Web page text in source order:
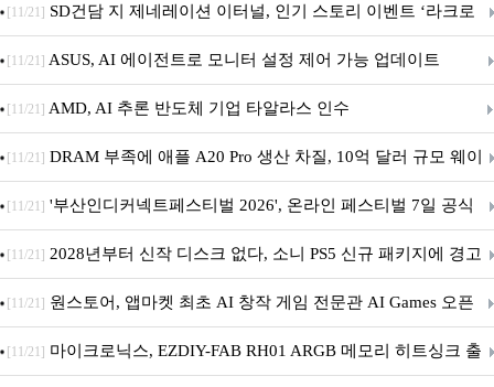
던전 13’ 참가!
[11/21] SD건담 지 제네레이션 이터널, 인기 스토리 이벤트 ‘라크로
아의 용사’ 재개최 및 풍성한 기념 이벤트 실시!
[11/21] ASUS, AI 에이전트로 모니터 설정 제어 가능 업데이트
[11/21] AMD, AI 추론 반도체 기업 타알라스 인수
[11/21] DRAM 부족에 애플 A20 Pro 생산 차질, 10억 달러 규모 웨이
퍼 대기
[11/21] '부산인디커넥트페스티벌 2026', 온라인 페스티벌 7일 공식
개막... 22일간 진행
[11/21] 2028년부터 신작 디스크 없다, 소니 PS5 신규 패키지에 경고
문 추가
[11/21] 원스토어, 앱마켓 최초 AI 창작 게임 전문관 AI Games 오픈
[11/21] 마이크로닉스, EZDIY-FAB RH01 ARGB 메모리 히트싱크 출